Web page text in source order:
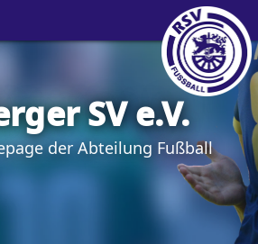
SV e.V.
der Abteilung Fußball